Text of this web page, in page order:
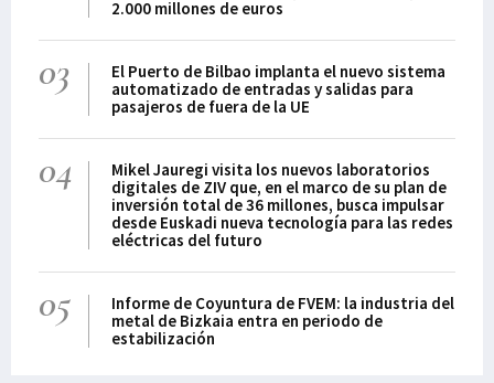
2.000 millones de euros
03
El Puerto de Bilbao implanta el nuevo sistema
automatizado de entradas y salidas para
pasajeros de fuera de la UE
04
Mikel Jauregi visita los nuevos laboratorios
digitales de ZIV que, en el marco de su plan de
inversión total de 36 millones, busca impulsar
desde Euskadi nueva tecnología para las redes
eléctricas del futuro
05
Informe de Coyuntura de FVEM: la industria del
metal de Bizkaia entra en periodo de
estabilización